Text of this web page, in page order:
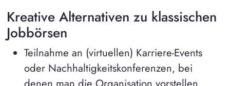
Kreative Alternativen zu klassischen
Jobbörsen
Teilnahme an (virtuellen) Karriere-Events
oder Nachhaltigkeitskonferenzen, bei